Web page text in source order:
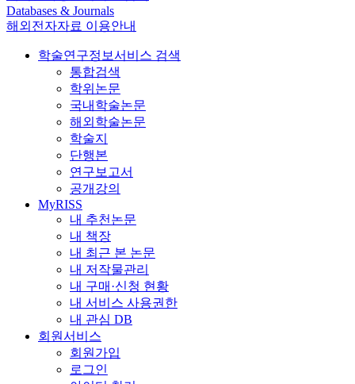
Databases & Journals
해외전자자료 이용안내
학술연구정보서비스 검색
통합검색
학위논문
국내학술논문
해외학술논문
학술지
단행본
연구보고서
공개강의
MyRISS
내 추천논문
내 책장
내 최근 본 논문
내 저작물관리
내 구매·신청 현황
내 서비스 사용권한
내 관심 DB
회원서비스
회원가입
로그인